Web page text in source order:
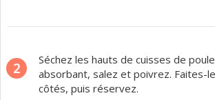
2
Séchez les hauts de cuisses de
absorbant, salez et poivrez. Faites-
côtés, puis réservez.